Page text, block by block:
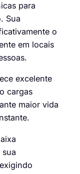
para
Sua
o
em locais
excelente
cargas
maior vida
sua